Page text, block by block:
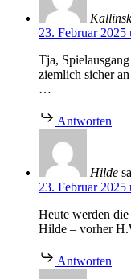
23. Februar
Tja,
ziemlich sicher
…
Antworten
Hilde
23. Februar
Heute werden
Hilde – vorher
Antworten